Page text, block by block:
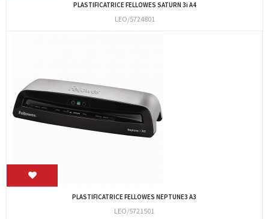
PLASTIFICATRICE FELLOWES SATURN 3i A4
LEO/5724801
PLASTIFICATRICE FELLOWES NEPTUNE3 A3
LEO/5721501